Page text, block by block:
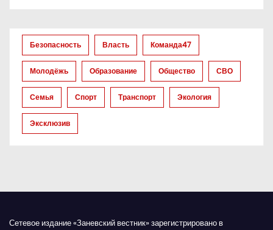
а
п
и
с
я
Безопасность Власть Команда47
Молодёжь Образование Общество СВО
Семья Спорт Транспорт Экология
Эксклюзив
Сетевое издание «Заневский вестник» зарегистрировано в